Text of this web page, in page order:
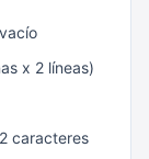
x 2 líneas)
caracteres